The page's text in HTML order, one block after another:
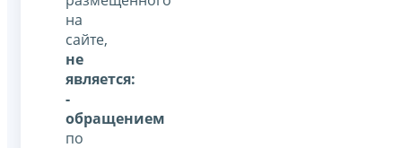
на
сайте,
не
является:
-
обращением
по